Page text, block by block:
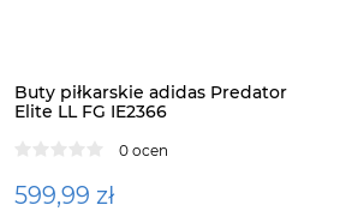
Buty piłkarskie adidas Predator
Elite LL FG IE2366
0 ocen
599,99 zł